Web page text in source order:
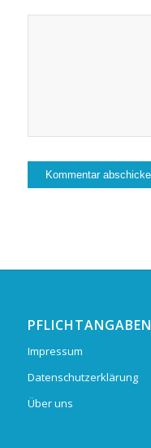
PFLICHTANGABEN
Impressum
Datenschutzerklärung
Über uns